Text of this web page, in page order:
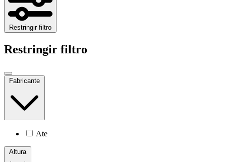
Restringir filtro
Restringir filtro
Fabricante
Ate
Altura